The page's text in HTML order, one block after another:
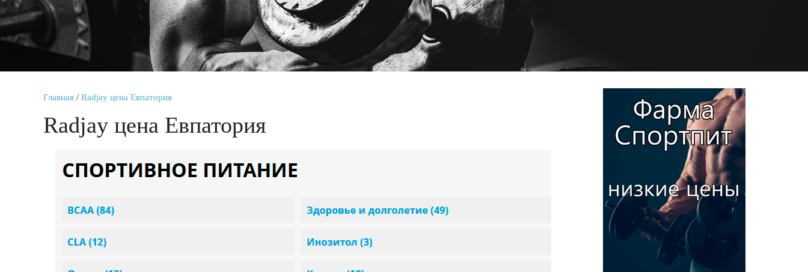
Главная / Radjay цена Евпатория
Radjay цена Евпатория